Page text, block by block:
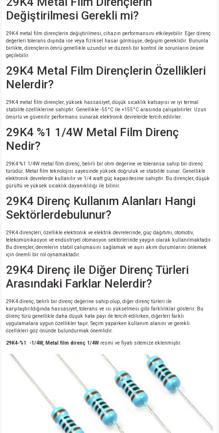
Değiştirilmesi Gerekli mi?
29K4 metal film dirençlerin değiştirilmesi, cihazın performansını etkileyebilir. Eğer direnç
değerleri tolerans dışında ise veya fiziksel hasar görmüşse, değişim gereklidir. Bununla
birlikte, dirençlerin ömrü genellikle uzundur ve düzenli bir kontrol ile sorunların önüne
geçilebilir.
29K4 Metal Film Dirençlerin Özellikleri
Nelerdir?
29K4 metal film dirençler, yüksek hassasiyet, düşük sıcaklık katsayısı ve iyi termal
stabilite özelliklerine sahiptir. Genellikle -55°C ile +155°C arasında çalışabilirler. Uzun
ömürlü ve güvenilir performans sunarak elektronik devrelerde tercih edilirler.
29K4 %1 1/4W Metal Film Direnç
Nedir?
29K4 %1 1/4W metal film direnç, belirli bir ohm değerine ve toleransa sahip bir direnç
türüdür. Metal film teknolojisi sayesinde yüksek doğruluk ve stabilite sunar. Genellikle
elektronik devrelerde kullanılır ve 1/4 watt güç kapasitesine sahiptir. Bu dirençler, düşük
gürültü ve yüksek sıcaklık dayanıklılığı ile bilinir.
29K4 Direnç Kullanım Alanları Hangi
Sektörlerdebulunur?
29K4 dirençleri, özellikle elektronik ve elektrik devrelerinde, güç dağıtımı, otomotiv,
telekomünikasyon ve endüstriyel otomasyon sektörlerinde yaygın olarak kullanılmaktadır.
Bu dirençler, devrelerin stabil çalışmasını sağlamak ve aşırı akım durumlarını önlemek
için önemli bir rol oynamaktadır.
29K4 Direnç ile Diğer Direnç Türleri
Arasındaki Farklar Nelerdir?
29K4 direnç, belirli bir direnç değerine sahip olup, diğer direnç türleri ile
karşılaştırıldığında hassasiyet, tolerans ve ısı yükselmesi gibi farklılıklar gösterir. Bu
direnç türü genellikle daha düşük hata payı ile tercih edilirken, diğerleri farklı
uygulamalara uygun özellikler taşır. Seçim yaparken kullanım alanını ve gerekli
özellikleri göz önünde bulundurmak önemlidir.
29K4-%1 -1/4W, Metal film direnç 1/4Wresmi ve fiyatı sitemize eklenmiştir.